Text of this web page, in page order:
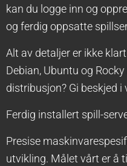
kan du logge inn og
og ferdig oppsatte
Alt av detaljer er ikke
Debian, Ubuntu og
distribusjon? Gi beskjed i
Ferdig installert spill-
Presise
utvikling. Målet vårt er å